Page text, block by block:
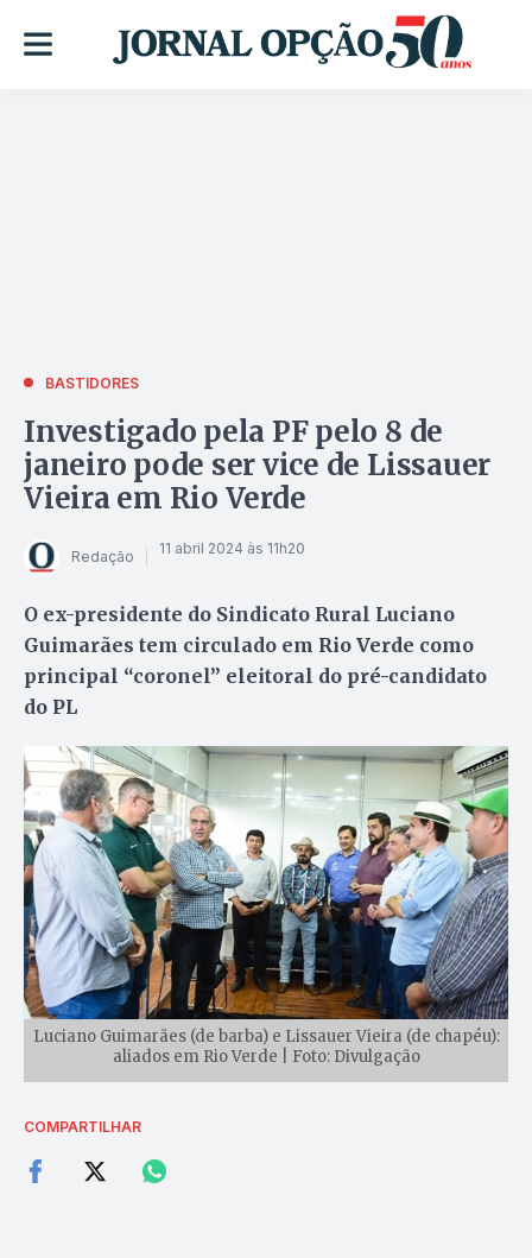
BASTIDORES
Investigado pela PF pelo 8 de
janeiro pode ser vice de Lissauer
Vieira em Rio Verde
Redação 11 abril 2024 às 11h20
O ex-presidente do Sindicato Rural Luciano
Guimarães tem circulado em Rio Verde como
principal “coronel” eleitoral do pré-candidato
do PL
Luciano Guimarães (de barba) e Lissauer Vieira (de chapéu):
aliados em Rio Verde | Foto: Divulgação
COMPARTILHAR